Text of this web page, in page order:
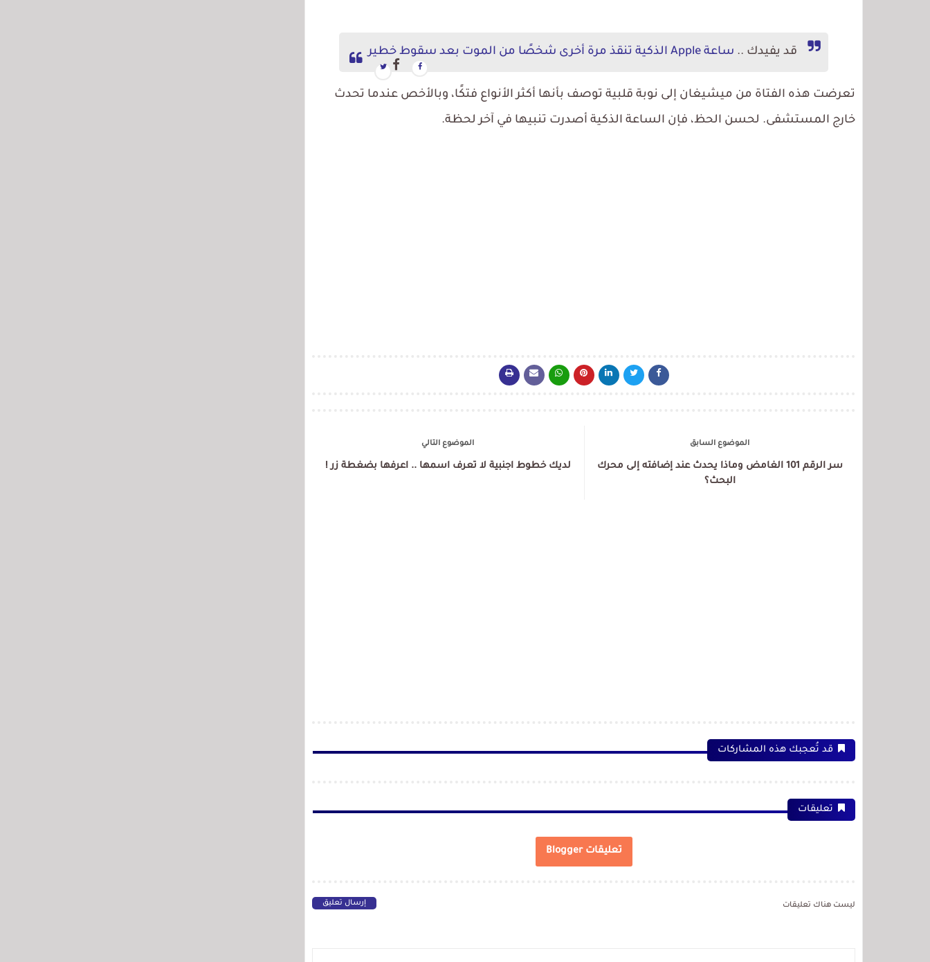
قد يفيدك .. ساعة Apple الذكية تنقذ مرة أخرى شخصًا من الموت بعد سقوط خطير
تعرضت هذه الفتاة من ميشيغان إلى نوبة قلبية توصف بأنها أكثر الأنواع فتكًا، وبالأخص عندما تحدث
خارج المستشفى. لحسن الحظ، فإن الساعة الذكية أصدرت تنبيها في آخر لحظة.
الموضوع التالي
لديك خطوط اجنبية لا تعرف اسمها .. اعرفها بضغطة زر !
الموضوع السابق
سر الرقم 101 الغامض وماذا يحدث عند إضافته إلى محرك
البحث؟
قد تُعجبك هذه المشاركات
تعليقات
تعليقات Blogger
ليست هناك تعليقات إرسال تعليق